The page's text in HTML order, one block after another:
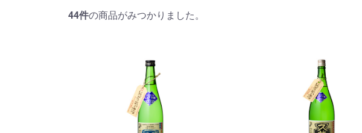
44件の商品がみつかりました。